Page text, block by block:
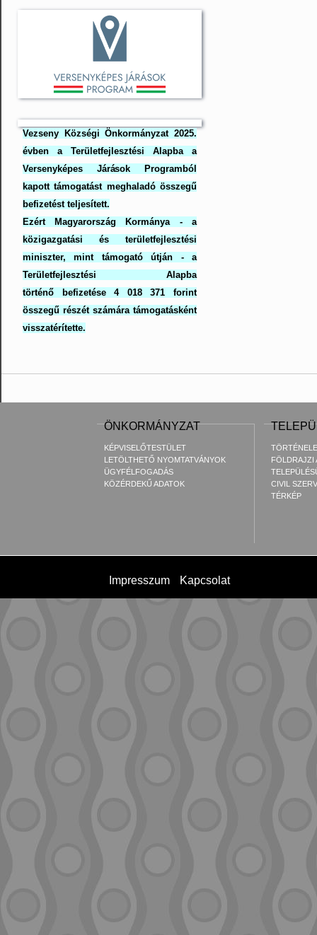
Vezseny Községi Önkormányzat 2025.
évben a Területfejlesztési Alapba a
Versenyképes Járások Programból
kapott támogatást meghaladó összegű
befizetést teljesített.
Ezért Magyarország Kormánya - a
közigazgatási és területfejlesztési
miniszter, mint támogató útján - a
Területfejlesztési Alapba
történő befizetése 4 018 371 forint
összegű részét számára támogatásként
visszatérítette.
ÖNKORMÁNYZAT
KÉPVISELŐTESTÜLET
LETÖLTHETŐ NYOMTATVÁNYOK
ÜGYFÉLFOGADÁS
KÖZÉRDEKŰ ADATOK
FÖLDRAJZI
CIVIL
TÉRKÉP
Impresszum Kapcsolat